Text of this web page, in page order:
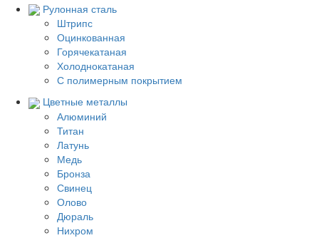
Рулонная сталь
Штрипс
Оцинкованная
Горячекатаная
Холоднокатаная
С полимерным покрытием
Цветные металлы
Алюминий
Титан
Латунь
Медь
Бронза
Свинец
Олово
Дюраль
Нихром